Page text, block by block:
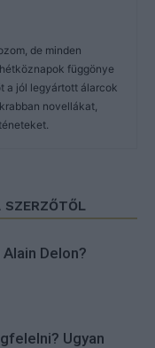
de minden
függönye
a jól legyártott álarcok
novellákat,
SZERZŐTŐL
Delon?
Ugyan